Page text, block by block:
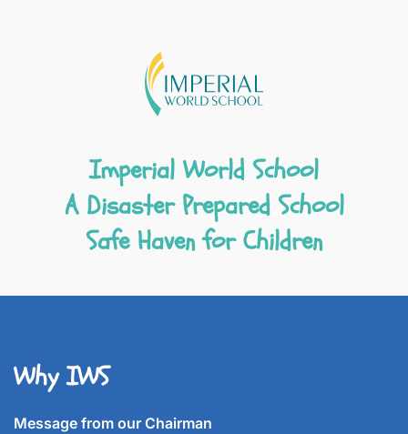
Imperial World School
A Disaster Prepared School
Safe Haven for Children
Why IWS
Message from our Chairman